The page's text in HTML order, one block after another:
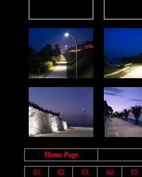
Home Page
01 02 03 04 05